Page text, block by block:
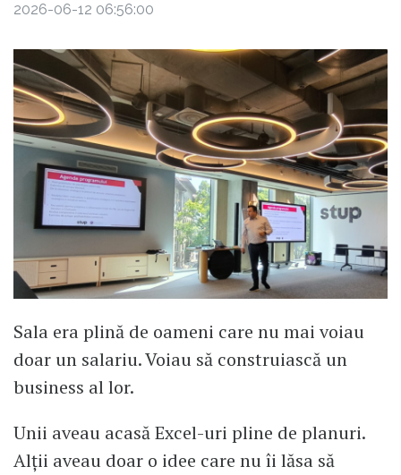
2026-06-12 06:56:00
Sala era plină de oameni care nu mai voiau
doar un salariu. Voiau să construiască un
business al lor.
Unii aveau acasă Excel-uri pline de planuri.
Alții aveau doar o idee care nu îi lăsa să